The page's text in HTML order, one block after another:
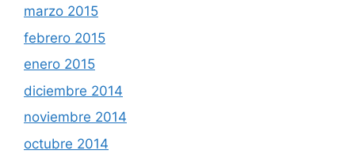
marzo 2015
febrero 2015
enero 2015
diciembre 2014
noviembre 2014
octubre 2014